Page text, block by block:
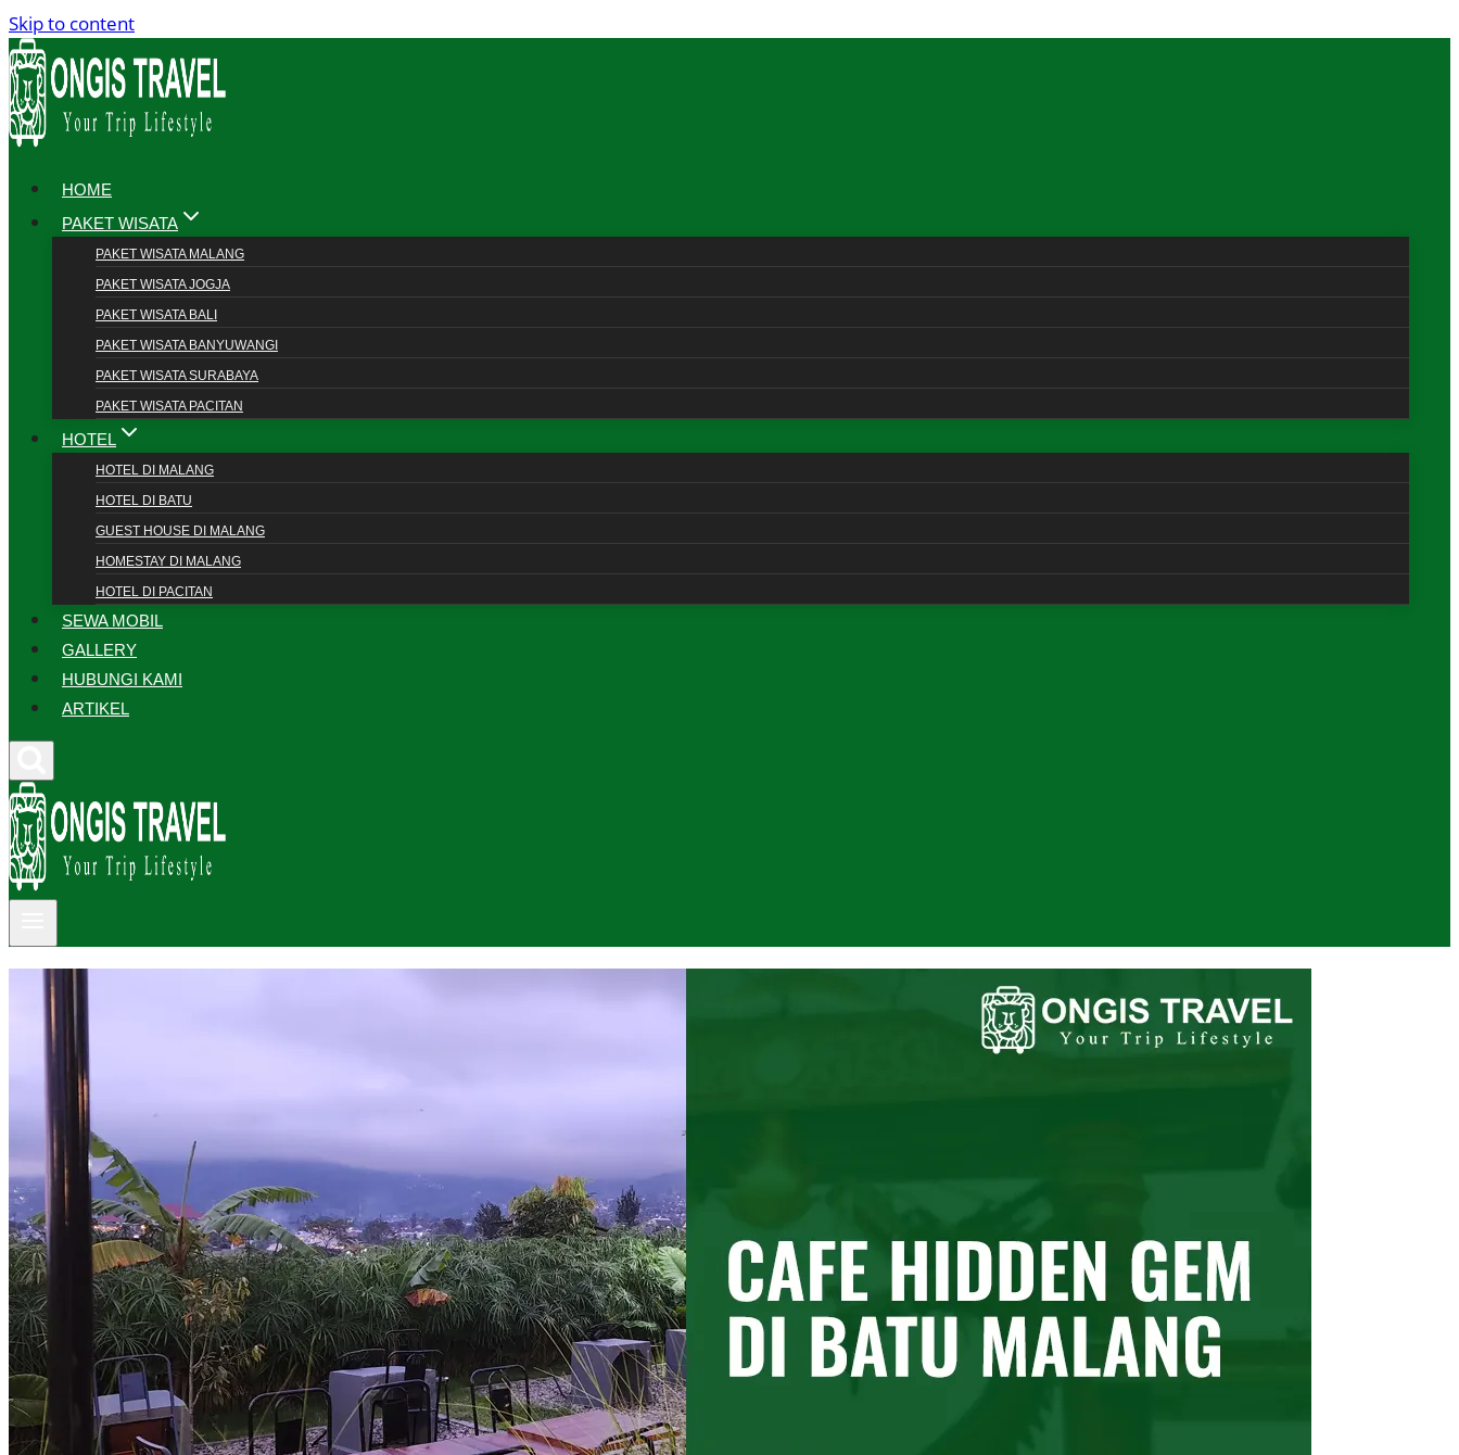
Skip to content
HOME
PAKET WISATA
PAKET WISATA MALANG
PAKET WISATA JOGJA
PAKET WISATA BALI
PAKET WISATA BANYUWANGI
PAKET WISATA SURABAYA
PAKET WISATA PACITAN
HOTEL
HOTEL DI MALANG
HOTEL DI BATU
GUEST HOUSE DI MALANG
HOMESTAY DI MALANG
HOTEL DI PACITAN
SEWA MOBIL
GALLERY
HUBUNGI KAMI
ARTIKEL